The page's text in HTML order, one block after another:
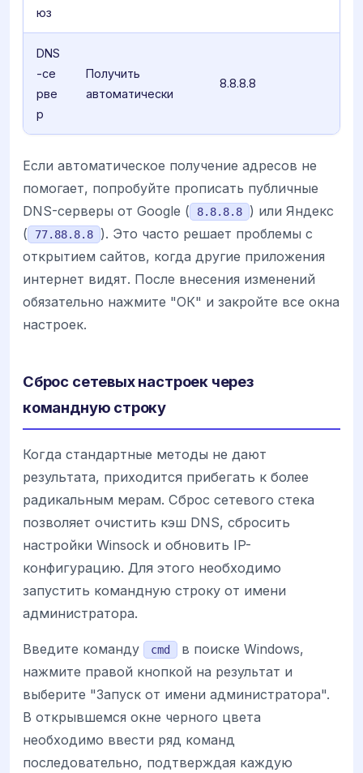
юз
DNS
-се
рве
р
Получить
автоматически
8.8.8.8
Если автоматическое получение адресов не
помогает, попробуйте прописать публичные
DNS-серверы от Google (
8.8.8.8
) или Яндекс
(
77.88.8.8
). Это часто решает проблемы с
открытием сайтов, когда другие приложения
интернет видят. После внесения изменений
обязательно нажмите "ОК" и закройте все окна
настроек.
Сброс сетевых настроек через
командную строку
Когда стандартные методы не дают
результата, приходится прибегать к более
радикальным мерам. Сброс сетевого стека
позволяет очистить кэш DNS, сбросить
настройки Winsock и обновить IP-
конфигурацию. Для этого необходимо
запустить командную строку от имени
администратора.
Введите команду cmd
в поиске Windows,
нажмите правой кнопкой на результат и
выберите "Запуск от имени администратора".
В открывшемся окне черного цвета
необходимо ввести ряд команд
последовательно, подтверждая каждую